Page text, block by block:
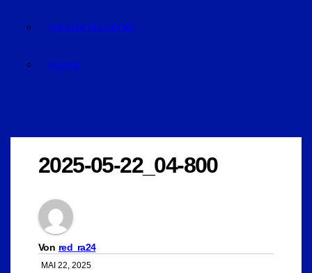
RAUM DEGGENDORF
BLUVAL
2025-05-22_04-800
Von red_ra24
MAI 22, 2025